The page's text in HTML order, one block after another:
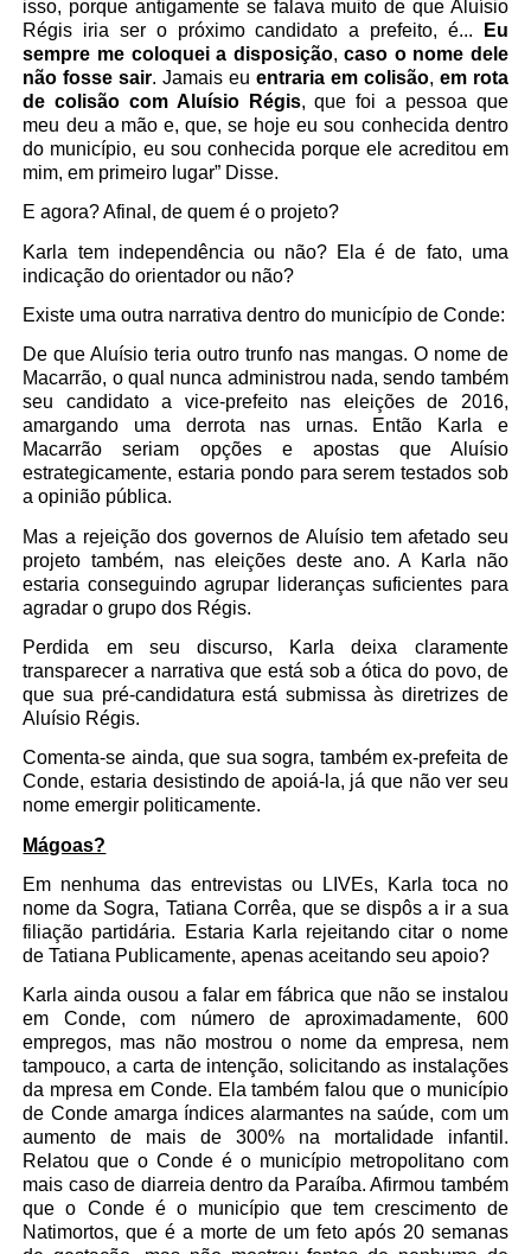
isso, porque antigamente se falava muito de que Aluísio
Régis iria ser o próximo candidato a prefeito, é...
Eu
sempre me coloquei a disposição,caso o nome dele
não fosse sair. Jamais euentraria em colisão, em rota
de colisão com Aluísio Régis, que foi a pessoa que
meu deu a mão e, que, se hoje eu sou conhecida dentro
do município, eu sou conhecida porque ele acreditou em
mim, em primeiro lugar” Disse.
E agora? Afinal, de quem é o projeto?
Karla tem independência ou não? Ela é de fato, uma
indicação do orientador ou não?
Existe uma outra narrativa dentro do município de Conde:
De que Aluísio teria outro trunfo nas mangas. O nome de
Macarrão, o qual nunca administrou nada, sendo também
seu candidato a vice-prefeito nas eleições de 2016,
amargando uma derrota nas urnas. Então Karla e
Macarrão seriam opções e apostas que Aluísio
estrategicamente, estaria pondo para serem testados sob
a opinião pública.
Mas a rejeição dos governos de Aluísio tem afetado seu
projeto também, nas eleições deste ano. A Karla não
estaria conseguindo agrupar lideranças suficientes para
agradar o grupo dos Régis.
Perdida em seu discurso, Karla deixa claramente
transparecer a narrativa que está sob a ótica do povo, de
que sua pré-candidatura está submissa às diretrizes de
Aluísio Régis.
Comenta-se ainda, que sua sogra, também ex-prefeita de
Conde, estaria desistindo de apoiá-la, já que não ver seu
nome emergir politicamente.
Mágoas?
Em nenhuma das entrevistas ou LIVEs, Karla toca no
nome da Sogra, Tatiana Corrêa, que se dispôs a ir a sua
filiação partidária. Estaria Karla rejeitando citar o nome
de Tatiana Publicamente, apenas aceitando seu apoio?
Karla ainda ousou a falar em fábrica que não se instalou
em Conde, com número de aproximadamente, 600
empregos, mas não mostrou o nome da empresa, nem
tampouco, a carta de intenção, solicitando as instalações
da mpresa em Conde. Ela também falou que o município
de Conde amarga índices alarmantes na saúde, com um
aumento de mais de 300% na mortalidade infantil.
Relatou que o Conde é o município metropolitano com
mais caso de diarreia dentro da Paraíba. Afirmou também
que o Conde é o município que tem crescimento de
Natimortos, que é a morte de um feto após 20 semanas